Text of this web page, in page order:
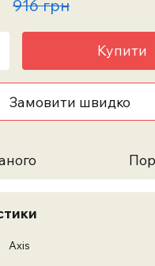
916 грн
Купити
Замовити швидко
Axis